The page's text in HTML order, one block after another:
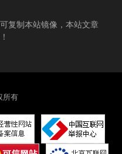
复制本站镜像，本站文章
所有